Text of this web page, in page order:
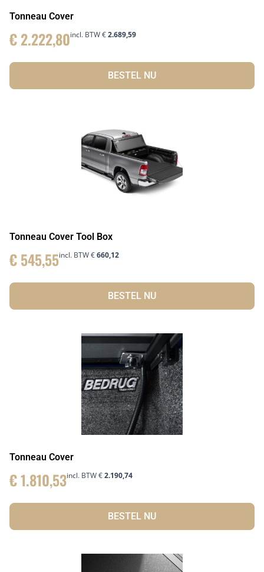
Tonneau Cover
€2.222,80incl. BTW€2.689,59
BESTEL NU
Tonneau Cover Tool Box
€545,55incl. BTW€660,12
BESTEL NU
Tonneau Cover
€1.810,53incl. BTW€2.190,74
BESTEL NU